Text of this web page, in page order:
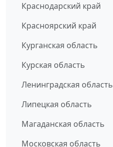
Краснодарский край
Красноярский край
Курганская область
Курская область
Ленинградская область
Липецкая область
Магаданская область
Московская область